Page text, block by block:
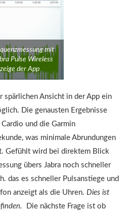
mit
Pulse Wireless
der App
spärlichen Ansicht in der App ein
Die genausten Ergebnisse
Cardio und die Garmin
was minimale Abrundungen
Gefühlt wird bei direktem Blick
übers Jabra noch schneller
das es schneller Pulsanstiege und
anzeigt als die Uhren. Dies ist
Die nächste Frage ist ob